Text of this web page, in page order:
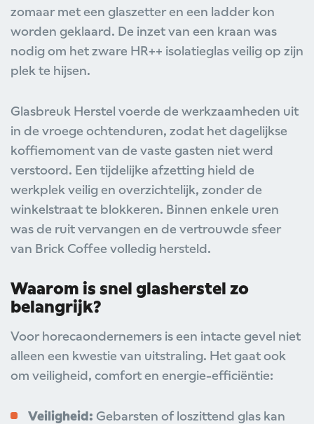
zomaar met een glaszetter en een ladder kon
worden geklaard. De inzet van een kraan was
nodig om het zware HR++ isolatieglas veilig op zijn
plek te hijsen.
Glasbreuk Herstel voerde de werkzaamheden uit
in de vroege ochtenduren, zodat het dagelijkse
koffiemoment van de vaste gasten niet werd
verstoord. Een tijdelijke afzetting hield de
werkplek veilig en overzichtelijk, zonder de
winkelstraat te blokkeren. Binnen enkele uren
was de ruit vervangen en de vertrouwde sfeer
van Brick Coffee volledig hersteld.
Waarom is snel glasherstel zo
belangrijk?
Voor horecaondernemers is een intacte gevel niet
alleen een kwestie van uitstraling. Het gaat ook
om veiligheid, comfort en energie-efficiëntie:
Veiligheid: Gebarsten of loszittend glas kan